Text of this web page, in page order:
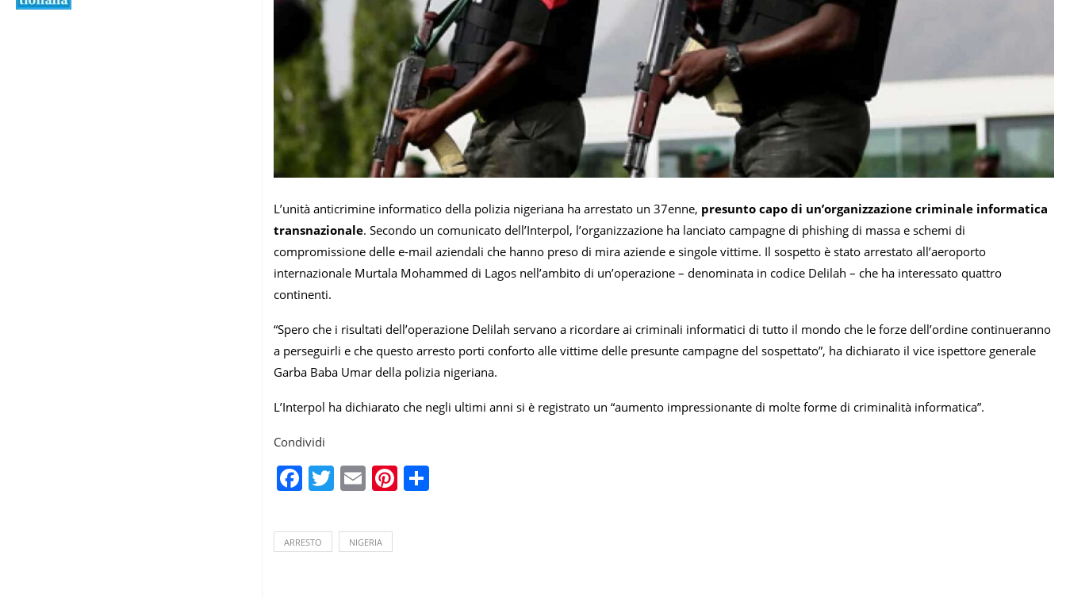
L’unità anticrimine informatico della polizia nigeriana ha arrestato un 37enne, presunto capo di un’organizzazione criminale informatica
transnazionale. Secondo un comunicato dell’Interpol, l’organizzazione ha lanciato campagne di phishing di massa e schemi di
compromissione delle e-mail aziendali che hanno preso di mira aziende e singole vittime. Il sospetto è stato arrestato all’aeroporto
internazionale Murtala Mohammed di Lagos nell’ambito di un’operazione – denominata in codice Delilah – che ha interessato quattro
continenti.
“Spero che i risultati dell’operazione Delilah servano a ricordare ai criminali informatici di tutto il mondo che le forze dell’ordine continueranno
a perseguirli e che questo arresto porti conforto alle vittime delle presunte campagne del sospettato”, ha dichiarato il vice ispettore generale
Garba Baba Umar della polizia nigeriana.
L’Interpol ha dichiarato che negli ultimi anni si è registrato un “aumento impressionante di molte forme di criminalità informatica”.
Condividi
Facebook
Twitter
EmailPinterest
ARRESTO NIGERIA